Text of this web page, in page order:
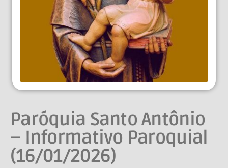
Paróquia Santo Antônio
– Informativo Paroquial
(16/01/2026)